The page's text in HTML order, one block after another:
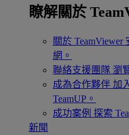
瞭解關於
關於 TeamViewer
網。
聯絡支援團隊 瀏
成為合作夥伴 加
TeamUP。
成功案例 探索
新聞